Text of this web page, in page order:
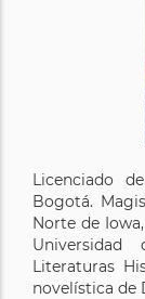
Licenciado
Bogotá.
Norte de
Literaturas
novelística de